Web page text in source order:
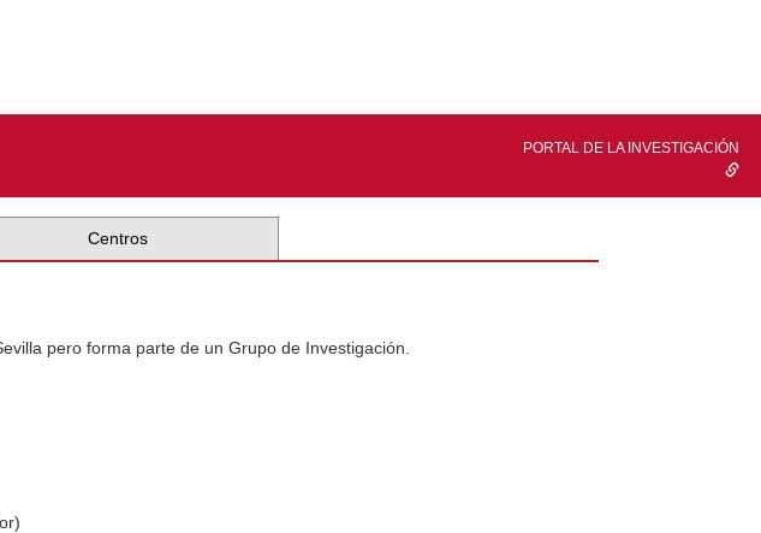
PORTAL DE LA INVESTIGACIÓN
Centros
pero forma parte de un Grupo de Investigación.